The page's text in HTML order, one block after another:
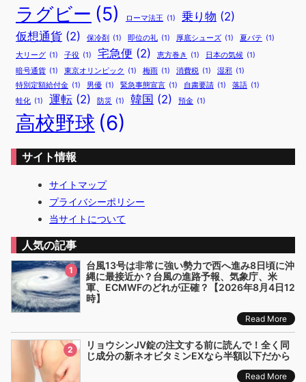
ラグビー (5) ローマ法王 (1) 乗り物 (2)
仮想通貨 (2) 保冷剤 (1) 即位の礼 (1) 厚底シューズ (1) 夏バテ (1)
大リーグ (1) 子役 (1) 宅急便 (2) 恵方巻き (1) 日本の気候 (1)
暗号通貨 (1) 東京オリンピック (1) 梅雨 (1) 消費税 (1) 湿邪 (1)
特別定額給付金 (1) 男優 (1) 緊急事態宣言 (1) 自粛要請 (1) 落語 (1)
蛙化 (1) 運転 (2) 防災 (1) 韓国 (2) 預金 (1)
高校野球 (6)
サイト情報
サイトマップ
プライバシーポリシー
当サイトについて
人気の記事
1
台風13号は非常に強い勢力で西へ進み8日頃に沖
縄に最接近か？台風の進路予報、気象庁、米
軍、ECMWFのどれが正確？【2026年8月4日12
時】
Read More
2
リョウシンJV錠の注文する前に読んで！全く同
じ成分の新ネオビタミンEXなら半額以下だから
Read More